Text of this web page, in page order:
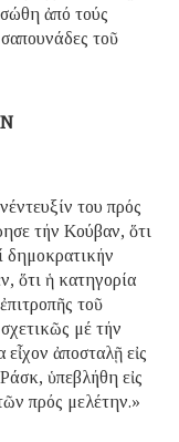
ἀπό τούς
τοῦ
του πρός
τήν Κούβαν, ὅτι
δημοκρατικήν
ὅτι ἡ κατηγορία
τοῦ
μέ τήν
ἀποσταλῇ εἰς
ὑπεβλήθη εἰς
πρός μελέτην.»